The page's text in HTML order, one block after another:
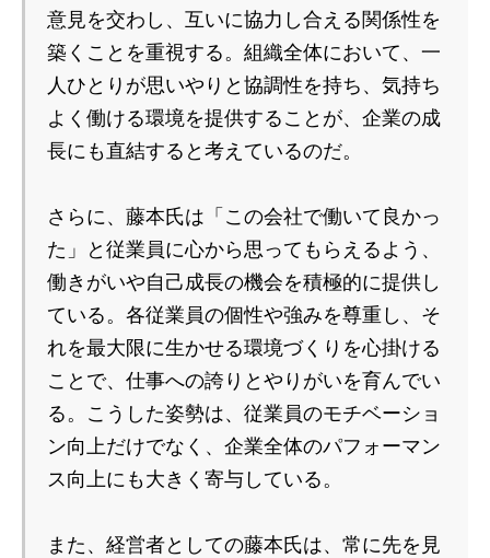
意見を交わし、互いに協力し合える関係性を
築くことを重視する。組織全体において、一
人ひとりが思いやりと協調性を持ち、気持ち
よく働ける環境を提供することが、企業の成
長にも直結すると考えているのだ。
さらに、藤本氏は「この会社で働いて良かっ
た」と従業員に心から思ってもらえるよう、
働きがいや自己成長の機会を積極的に提供し
ている。各従業員の個性や強みを尊重し、そ
れを最大限に生かせる環境づくりを心掛ける
ことで、仕事への誇りとやりがいを育んでい
る。こうした姿勢は、従業員のモチベーショ
ン向上だけでなく、企業全体のパフォーマン
ス向上にも大きく寄与している。
また、経営者としての藤本氏は、常に先を見